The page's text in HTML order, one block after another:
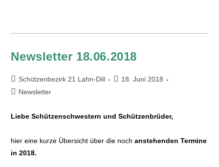
Newsletter 18.06.2018
Schützenbezirk 21 Lahn-Dill
18. Juni 2018
Newsletter
Liebe Schützenschwestern und Schützenbrüder,
hier eine kurze Übersicht über die nochanstehenden Termine
in 2018.